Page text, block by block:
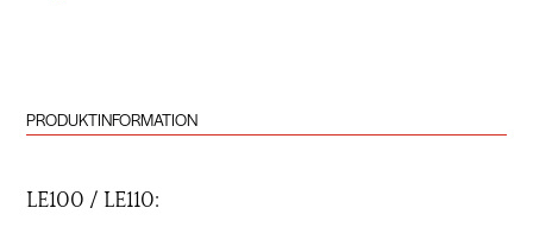
PRODUKTINFORMATION
LE100 / LE110: